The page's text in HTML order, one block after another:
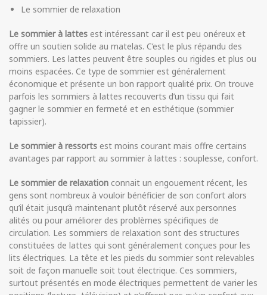
Le sommier de relaxation
Le sommier à lattes est intéressant car il est peu onéreux et
offre un soutien solide au matelas. C’est le plus répandu des
sommiers. Les lattes peuvent être souples ou rigides et plus ou
moins espacées. Ce type de sommier est généralement
économique et présente un bon rapport qualité prix. On trouve
parfois les sommiers à lattes recouverts d’un tissu qui fait
gagner le sommier en fermeté et en esthétique (sommier
tapissier).
Le sommier à ressorts est moins courant mais offre certains
avantages par rapport au sommier à lattes : souplesse, confort.
Le sommier de relaxation connait un engouement récent, les
gens sont nombreux à vouloir bénéficier de son confort alors
qu’il était jusqu’à maintenant plutôt réservé aux personnes
alités ou pour améliorer des problèmes spécifiques de
circulation. Les sommiers de relaxation sont des structures
constituées de lattes qui sont généralement conçues pour les
lits électriques. La tête et les pieds du sommier sont relevables
soit de façon manuelle soit tout électrique. Ces sommiers,
surtout présentés en mode électriques permettent de varier les